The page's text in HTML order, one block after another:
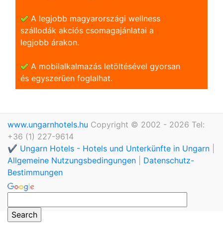
A legjobb magyarországi wellness
szállodák akciós csomagajánlatai a
legjobb árakon.
A mobilalkalmazás letöltésével gyorsan
és egyszerũen foglalhat.
www.ungarnhotels.hu Copyright © 2002 - 2026 Tel:
+36 (1) 227-9614
✔️ Ungarn Hotels - Hotels und Unterkünfte in Ungarn
Allgemeine Nutzungsbedingungen
Datenschutz-
Bestimmungen